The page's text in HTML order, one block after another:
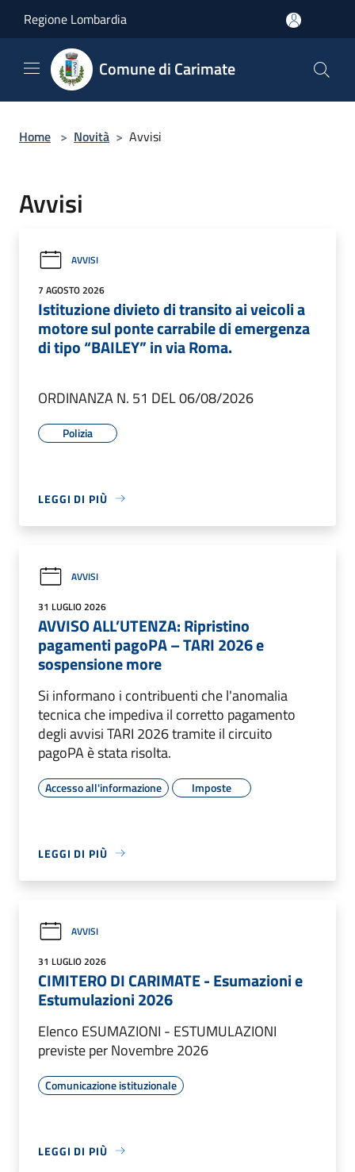
Regione Lombardia
Comune di Carimate
Home > Novità > Avvisi
Avvisi
AVVISI
7 AGOSTO 2026
Istituzione divieto di transito ai veicoli a
motore sul ponte carrabile di emergenza
di tipo “BAILEY” in via Roma.
ORDINANZA N. 51 DEL 06/08/2026
Polizia
LEGGI DI PIÙ
AVVISI
31 LUGLIO 2026
AVVISO ALL’UTENZA: Ripristino
pagamenti pagoPA – TARI 2026 e
sospensione more
Si informano i contribuenti che l'anomalia
tecnica che impediva il corretto pagamento
degli avvisi TARI 2026 tramite il circuito
pagoPA è stata risolta.
Accesso all'informazione Imposte
LEGGI DI PIÙ
AVVISI
31 LUGLIO 2026
CIMITERO DI CARIMATE - Esumazioni e
Estumulazioni 2026
Elenco ESUMAZIONI - ESTUMULAZIONI
previste per Novembre 2026
Comunicazione istituzionale
LEGGI DI PIÙ